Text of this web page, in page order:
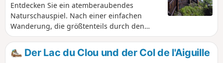
Entdecken Sie ein atemberaubendes
Naturschauspiel. Nach einer einfachen
Wanderung, die größtenteils durch den
Wald führt, stehen Sie nur wenige Meter von
einem schwindelerregenden Wasserfall
entfernt.Der Lac du Clou und der Col de l'Aiguille